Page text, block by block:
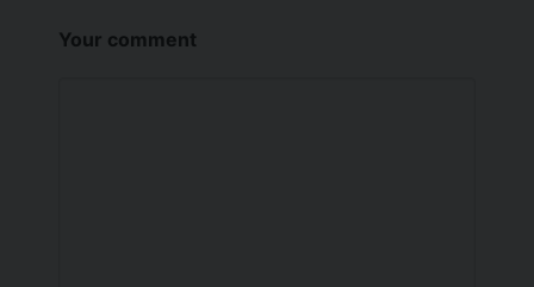
Your comment